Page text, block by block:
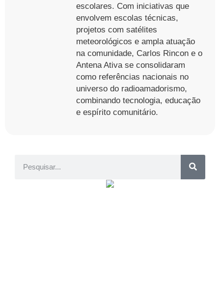
escolares. Com iniciativas que
envolvem escolas técnicas,
projetos com satélites
meteorológicos e ampla atuação
na comunidade, Carlos Rincon e o
Antena Ativa se consolidaram
como referências nacionais no
universo do radioamadorismo,
combinando tecnologia, educação
e espírito comunitário.